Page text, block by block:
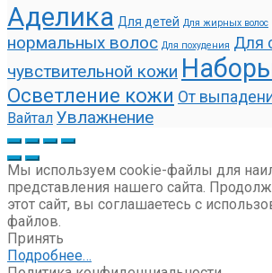
Аделика Для детей Для жирных волос
нормальных волос Для похудения Для
чувствительной кожи
Осветление кожи От
Вайтал Увлажнение
Мы используем cookie-файлы для
представления нашего сайта.
этот сайт, вы соглашаетесь с
файлов.
Принять
Подробнее…